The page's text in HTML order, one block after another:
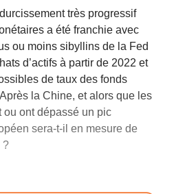
très progressif
a été franchie avec
ou moins sibyllins de la Fed
d’actifs à partir de 2022 et
de taux des fonds
la Chine, et alors que les
ou ont dépassé un pic
sera-t-il en mesure de
?